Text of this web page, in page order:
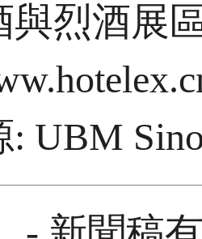
與烈酒展
UBM